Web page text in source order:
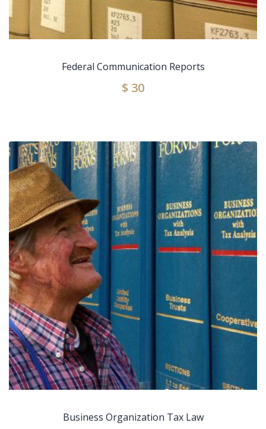
Federal Communication Reports
$ 30
Business Organization Tax Law